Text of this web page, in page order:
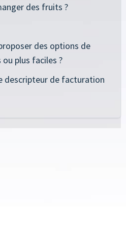
des fruits ?
des options de
plus faciles ?
descripteur de facturation